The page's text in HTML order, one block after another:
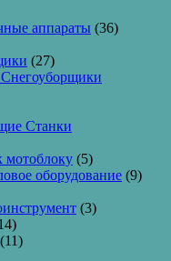
аппараты (36)
(27)
Снегоуборщики
Станки
мотоблоку (5)
оборудование (9)
(3)
(11)